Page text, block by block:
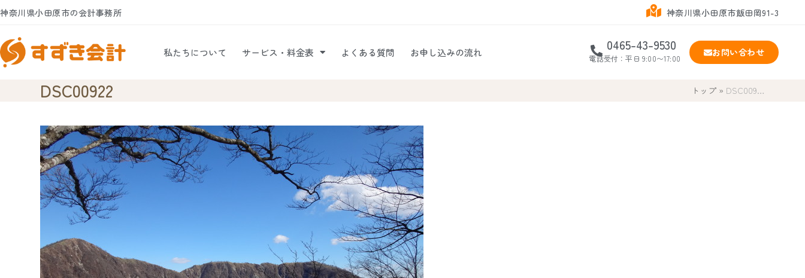
Skip
content
神奈川県小田原市の会計事務所 神奈川県小田原市飯田岡91-3
私たちについて サービス・料金表 よくある質問 お申し込みの流れ 0465-43-9530
電話受付：平日 9:00〜17:00 お問い合わせ
DSC00922 トップ» DSC009…